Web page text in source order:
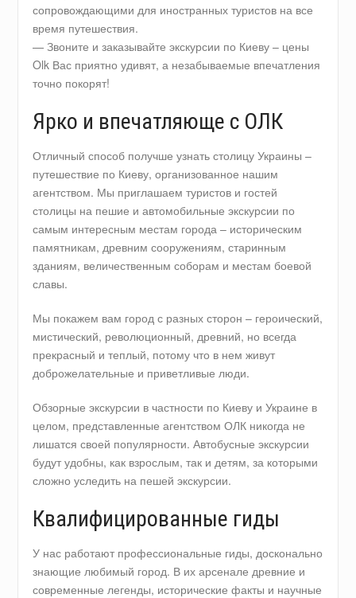
сопровождающими для иностранных туристов на все
время путешествия.
— Звоните и заказывайте экскурсии по Киеву – цены
Olk Вас приятно удивят, а незабываемые впечатления
точно покорят!
Ярко и впечатляюще с ОЛК
Отличный способ получше узнать столицу Украины –
путешествие по Киеву, организованное нашим
агентством. Мы приглашаем туристов и гостей
столицы на пешие и автомобильные экскурсии по
самым интересным местам города – историческим
памятникам, древним сооружениям, старинным
зданиям, величественным соборам и местам боевой
славы.
Мы покажем вам город с разных сторон – героический,
мистический, революционный, древний, но всегда
прекрасный и теплый, потому что в нем живут
доброжелательные и приветливые люди.
Обзорные экскурсии в частности по Киеву и Украине в
целом, представленные агентством ОЛК никогда не
лишатся своей популярности. Автобусные экскурсии
будут удобны, как взрослым, так и детям, за которыми
сложно уследить на пешей экскурсии.
Квалифицированные гиды
У нас работают профессиональные гиды, досконально
знающие любимый город. В их арсенале древние и
современные легенды, исторические факты и научные